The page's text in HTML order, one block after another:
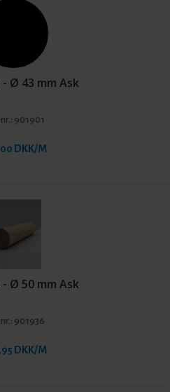
Ø 43 mm Ask
901901
DKK/M
Ø 50 mm Ask
901936
DKK/M